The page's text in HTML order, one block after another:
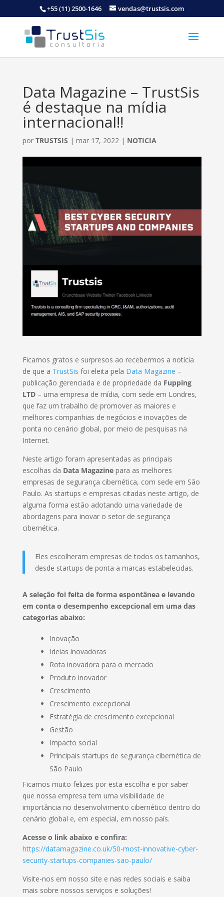
+55 (11) 2500-1646 vendas@trustsis.com
Data Magazine – TrustSis
é destaque na mídia
internacional!!
por TRUSTSIS | mar 17, 2022| NOTICIA
Ficamos gratos e surpresos ao recebermos a notícia
de que a TrustSis foi eleita pela Data Magazine –
publicação gerenciada e de propriedade da Fupping
LTD– uma empresa de mídia, com sede em Londres,
que faz um trabalho de promover as maiores e
melhores companhias de negócios e inovações de
ponta no cenário global, por meio de pesquisas na
Internet.
Neste artigo foram apresentadas as principais
escolhas da Data Magazinepara as melhores
empresas de segurança cibernética, com sede em São
Paulo. As startups e empresas citadas neste artigo, de
alguma forma estão adotando uma variedade de
abordagens para inovar o setor de segurança
cibernética.
Eles escolheram empresas de todos os tamanhos,
desde startups de ponta a marcas estabelecidas.
A seleção foi feita de forma espontânea e levando
em conta o desempenho excepcional em uma das
categorias abaixo:
Inovação
Ideias inovadoras
Rota inovadora para o mercado
Produto inovador
Crescimento
Crescimento excepcional
Estratégia de crescimento excepcional
Gestão
Impacto social
Principais startups de segurança cibernética de
São Paulo
Ficamos muito felizes por esta escolha e por saber
que nossa empresa tem uma visibilidade de
importância no desenvolvimento cibernético dentro do
cenário global e, em especial, em nosso país.
Acesse o link abaixo e confira:
https://datamagazine.co.uk/50-most-innovative-cyber-
security-startups-companies-sao-paulo/
Visite-nos em nosso site e nas redes sociais e saiba
mais sobre nossos serviços e soluções!